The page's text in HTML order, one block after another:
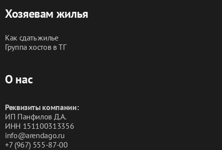
Хозяевам жилья
Как сдать жилье
Группа хостов в ТГ
О нас
Реквизиты компании:
ИП Панфилов Д.А.
ИНН 151100313356
info@arendago.ru
+7 (967) 555-87-00